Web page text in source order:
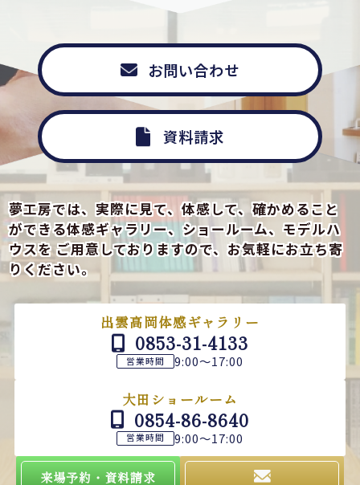
お問い合わせ
資料請求
夢工房では、実際に見て、体感して、確かめること
ができる体感ギャラリー、ショールーム、モデルハ
ウスをご用意しておりますので、お気軽にお立ち寄
りください。
出雲高岡体感ギャラリー
0853-31-4133
営業時間 9:00～17:00
大田ショールーム
0854-86-8640
営業時間 9:00～17:00
来場予約・資料請求